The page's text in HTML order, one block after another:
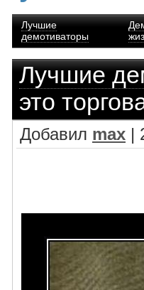
Лучшие
демотиваторы
Лучшие
это
Добавил max |